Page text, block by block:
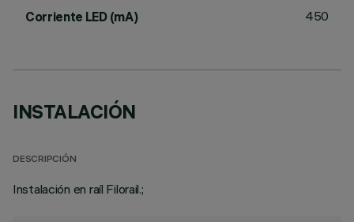
Corriente LED (mA) 450
INSTALACIÓN
DESCRIPCIÓN
Instalación en raíl Filorail.;